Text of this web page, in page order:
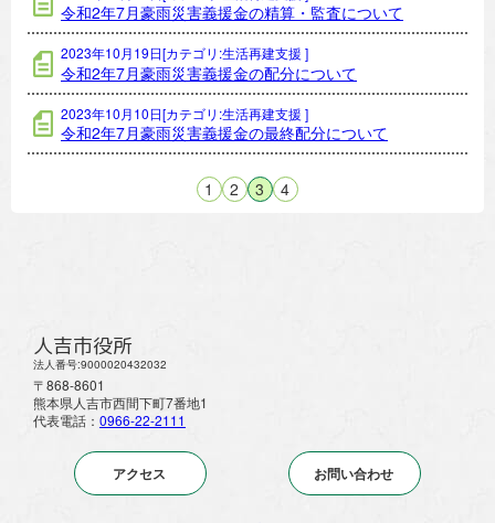
令和2年7月豪雨災害義援金の精算・監査について
2023年10月19日[カテゴリ:生活再建支援 ]
令和2年7月豪雨災害義援金の配分について
2023年10月10日[カテゴリ:生活再建支援 ]
令和2年7月豪雨災害義援金の最終配分について
1 2 3 4
人吉市役所
法人番号:9000020432032
〒868-8601
熊本県人吉市西間下町7番地1
代表電話： 0966-22-2111
アクセス お問い合わせ